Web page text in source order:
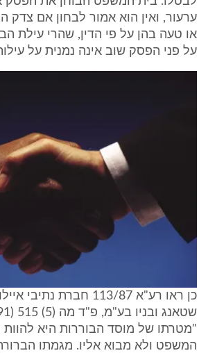
ערעור, ואין הוא אמור לבחון אם צדק
או טעה בהן על פי הדין, שהרי עילת
על פני הפסק שוב אינה נמנית על
כן ראו רע"א 113/87 חברת
"מטרתו של מוסד הבוררות היא
המשפט ולא מבוא אליו. מגמתו